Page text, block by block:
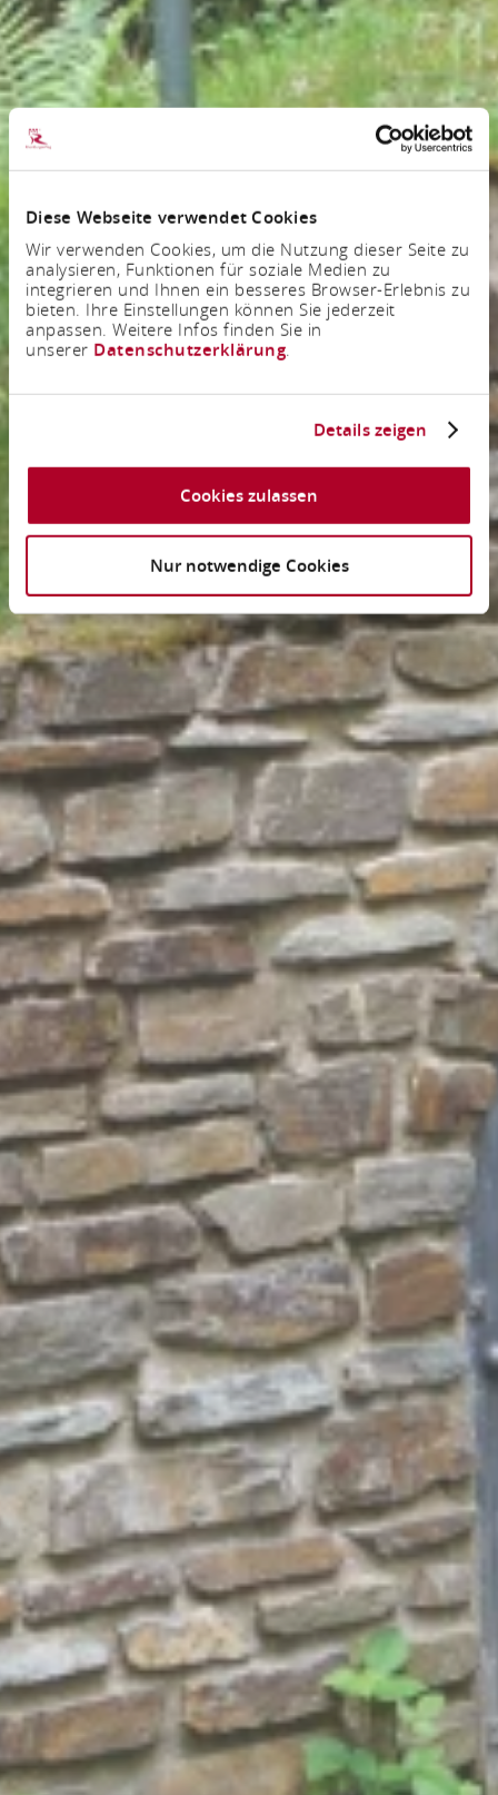
Diese Webseite verwendet Cookies
Wir verwenden Cookies, um die Nutzung dieser Seite zu
analysieren, Funktionen für soziale Medien zu
integrieren und Ihnen ein besseres Browser-Erlebnis zu
bieten. Ihre Einstellungen können Sie jederzeit
anpassen. Weitere Infos finden Sie in
unserer Datenschutzerklärung.
Details zeigen
Cookies zulassen
Nur notwendige Cookies